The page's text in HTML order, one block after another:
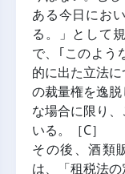
ある今日にお
る。」として
で、｢このよう
的に出た立法
の裁量権を逸
な場合に限り
いる。［C］
その後、酒類
は、「租税法